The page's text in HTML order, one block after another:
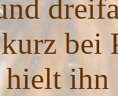
bei
ihn